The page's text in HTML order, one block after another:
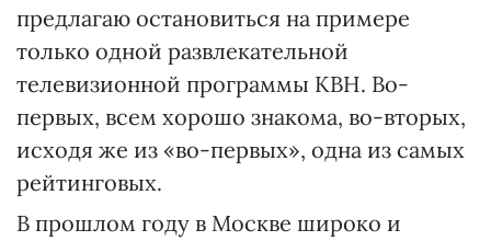
предлагаю остановиться на примере
только одной развлекательной
телевизионной программы КВН. Во-
первых, всем хорошо знакома, во-вторых,
исходя же из «во-первых», одна из самых
рейтинговых.
В прошлом году в Москве широко и